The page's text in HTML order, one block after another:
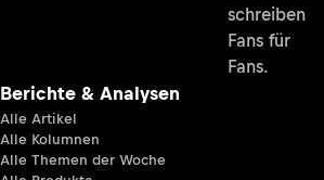
schreiben
Fans für
Fans.
Berichte & Analysen
Alle Artikel
Alle Kolumnen
Alle Themen der Woche